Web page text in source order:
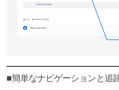
■簡単なナビゲーションと追